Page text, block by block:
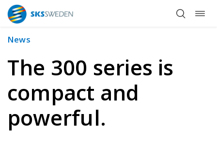
Hoppa
innehåll
News
The 300 series is
compact and
powerful.